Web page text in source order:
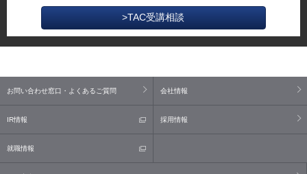
>TAC受講相談
お問い合わせ窓口・よくあるご質問 会社情報
IR情報 採用情報
就職情報